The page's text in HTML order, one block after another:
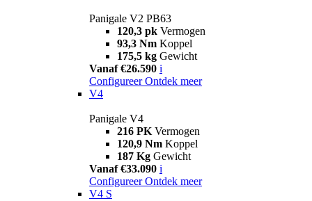
Panigale V2 PB63
120,3 pk Vermogen
93,3 Nm Koppel
175,5 kg Gewicht
Vanaf €26.590 i
Configureer Ontdek meer
V4
Panigale V4
216 PK Vermogen
120,9 Nm Koppel
187 Kg Gewicht
Vanaf €33.090 i
Configureer Ontdek meer
V4 S